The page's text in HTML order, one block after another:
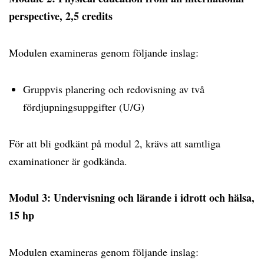
perspective, 2,5 credits
Modulen examineras genom följande inslag:
Gruppvis planering och redovisning av två
fördjupningsuppgifter (U/G)
För att bli godkänt på modul 2, krävs att samtliga
examinationer är godkända.
Modul 3: Undervisning och lärande i idrott och hälsa,
15 hp
Modulen examineras genom följande inslag: